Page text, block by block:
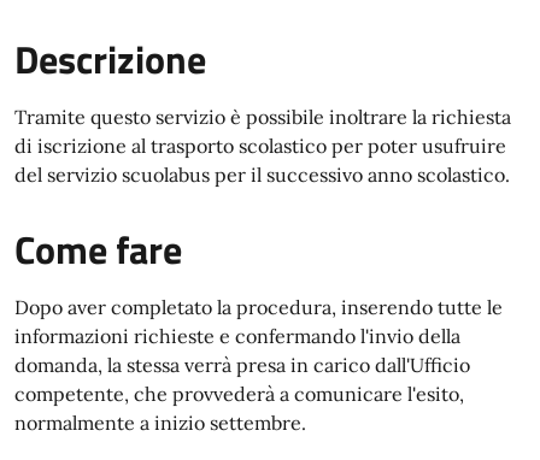
Descrizione
Tramite questo servizio è possibile inoltrare la richiesta
di iscrizione al trasporto scolastico per poter usufruire
del servizio scuolabus per il successivo anno scolastico.
Come fare
Dopo aver completato la procedura, inserendo tutte le
informazioni richieste e confermando l'invio della
domanda, la stessa verrà presa in carico dall'Ufficio
competente, che provvederà a comunicare l'esito,
normalmente a inizio settembre.